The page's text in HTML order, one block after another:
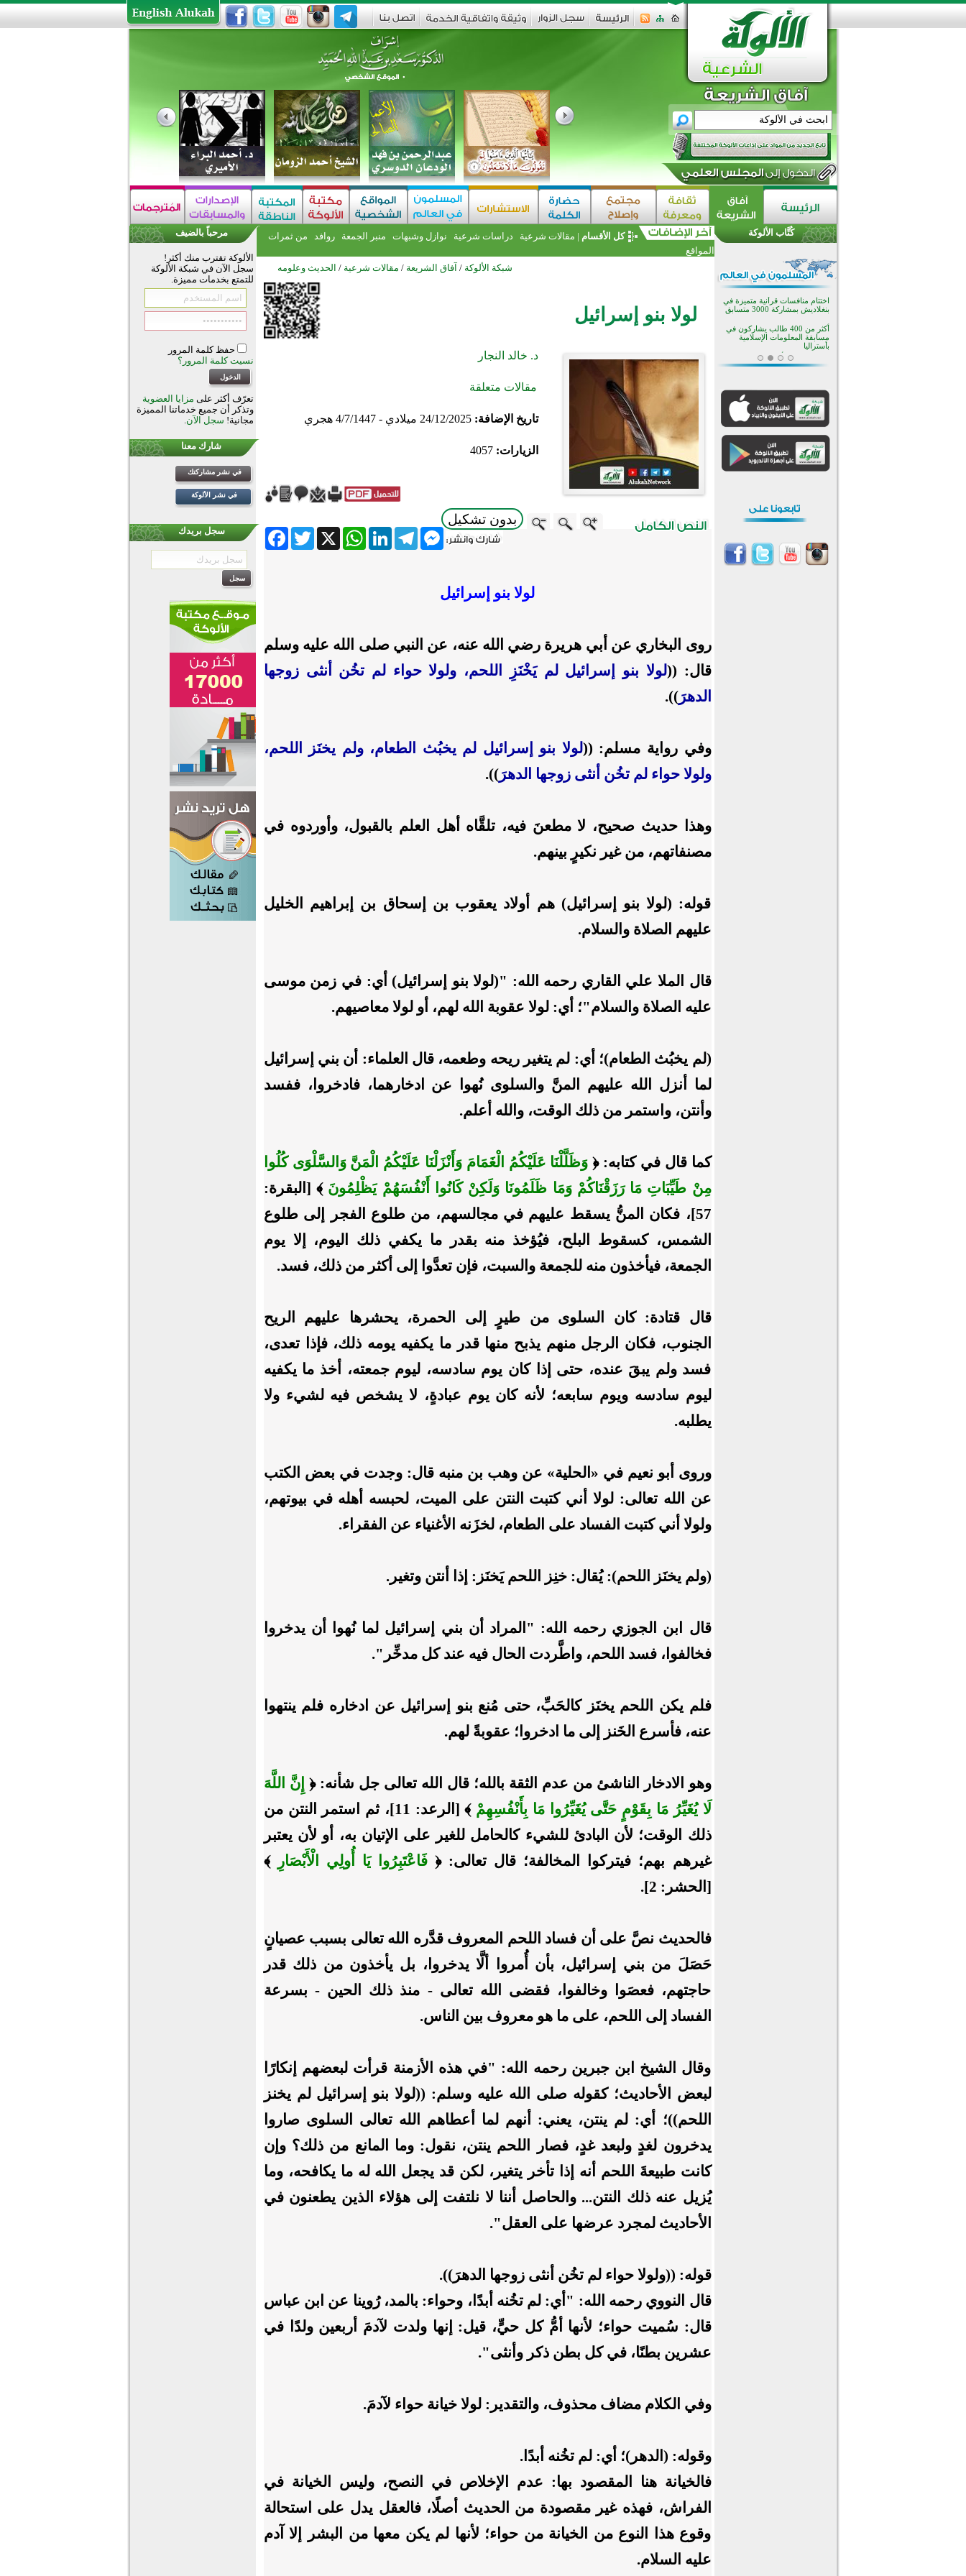
كل الأقسام | مقالات شرعية دراسات شرعية نوازل وشبهات منبر الجمعة روافد
من ثمرات
المواقع
شبكة الألوكة / آفاق الشريعة / مقالات شرعية / الحديث وعلومه
لولا بنو إسرائيل
د. خالد النجار
مقالات متعلقة
تاريخ الإضافة:24/12/2025 ميلادي - 4/7/1447 هجري
الزيارات:4057
بدون تشكيل
FacebookTwitter X
WhatsAppLinkedInTelegram
Messenger
لولا بنو إسرائيل
روى البخاري عن أبي هريرة رضي الله عنه، عن النبي صلى الله عليه وسلم
قال: ((لولا بنو إسرائيل لم يَخْنَزِ اللحم، ولولا حواء لم تخُن أنثى زوجها
الدهرَ)).
وفي رواية مسلم: ((لولا بنو إسرائيل لم يخبُث الطعام، ولم يخنَز اللحم،
ولولا حواء لم تخُن أنثى زوجها الدهرَ)).
وهذا حديث صحيح، لا مطعنَ فيه، تلقَّاه أهل العلم بالقبول، وأوردوه في
مصنفاتهم، من غير نكيرٍ بينهم.
قوله: (لولا بنو إسرائيل) هم أولاد يعقوب بن إسحاق بن إبراهيم الخليل
عليهم الصلاة والسلام.
قال الملا علي القاري رحمه الله: "(لولا بنو إسرائيل) أي: في زمن موسى
عليه الصلاة والسلام"؛ أي: لولا عقوبة الله لهم، أو لولا معاصيهم.
(لم يخبُث الطعام)؛ أي: لم يتغير ريحه وطعمه، قال العلماء: أن بني إسرائيل
لما أنزل الله عليهم المنَّ والسلوى نُهوا عن ادخارهما، فادخروا، ففسد
وأنتن، واستمر من ذلك الوقت، والله أعلم.
كما قال في كتابه: ﴿ وَظَلَّلْنَا عَلَيْكُمُ الْغَمَامَ وَأَنْزَلْنَا عَلَيْكُمُ الْمَنَّ وَالسَّلْوَى كُلُوا
مِنْ طَيِّبَاتِ مَا رَزَقْنَاكُمْ وَمَا ظَلَمُونَا وَلَكِنْ كَانُوا أَنْفُسَهُمْ يَظْلِمُونَ ﴾ [البقرة:
57]، فكان المنُّ يسقط عليهم في مجالسهم، من طلوع الفجر إلى طلوع
الشمس، كسقوط البلح، فيُؤخذ منه بقدر ما يكفي ذلك اليوم، إلا يوم
الجمعة، فيأخذون منه للجمعة والسبت، فإن تعدَّوا إلى أكثر من ذلك، فسد.
قال قتادة: كان السلوى من طيرٍ إلى الحمرة، يحشرها عليهم الريح
الجنوب، فكان الرجل منهم يذبح منها قدر ما يكفيه يومه ذلك، فإذا تعدى،
فسد ولم يبقَ عنده، حتى إذا كان يوم سادسه، ليوم جمعته، أخذ ما يكفيه
ليوم سادسه ويوم سابعه؛ لأنه كان يوم عبادةٍ، لا يشخص فيه لشيء ولا
يطلبه.
وروى أبو نعيم في «الحلية» عن وهب بن منبه قال: وجدت في بعض الكتب
عن الله تعالى: لولا أني كتبت النتن على الميت، لحبسه أهله في بيوتهم،
ولولا أني كتبت الفساد على الطعام، لخزَنه الأغنياء عن الفقراء.
(ولم يخنَز اللحم): يُقال: خنِز اللحم يَخنَز: إذا أنتن وتغير.
قال ابن الجوزي رحمه الله: "المراد أن بني إسرائيل لما نُهوا أن يدخروا
فخالفوا، فسد اللحم، واطَّردت الحال فيه عند كل مدخِّر".
فلم يكن اللحم يخنَز كالحَبِّ، حتى مُنع بنو إسرائيل عن ادخاره فلم ينتهوا
عنه، فأسرع الخَنز إلى ما ادخروا؛ عقوبةً لهم.
وهو الادخار الناشئ من عدم الثقة بالله؛ قال الله تعالى جل شأنه: ﴿ إِنَّ اللَّهَ
لَا يُغَيِّرُ مَا بِقَوْمٍ حَتَّى يُغَيِّرُوا مَا بِأَنْفُسِهِمْ
﴾ [الرعد: 11]، ثم استمر النتن من
ذلك الوقت؛ لأن البادئ للشيء كالحامل للغير على الإتيان به، أو لأن يعتبر
غيرهم بهم؛ فيتركوا المخالفة؛ قال تعالى: ﴿ فَاعْتَبِرُوا يَا أُولِي الْأَبْصَارِ
﴾
[الحشر: 2].
فالحديث نصَّ على أن فساد اللحم المعروف قدَّره الله تعالى بسبب عصيانٍ
حَصَلَ من بني إسرائيل، بأن أُمروا ألَّا يدخروا، بل يأخذون من ذلك قدر
حاجتهم، فعصَوا وخالفوا، فقضى الله تعالى - منذ ذلك الحين - بسرعة
الفساد إلى اللحم، على ما هو معروف بين الناس.
وقال الشيخ ابن جبرين رحمه الله: "في هذه الأزمنة قرأت لبعضهم إنكارًا
لبعض الأحاديث؛ كقوله صلى الله عليه وسلم: ((لولا بنو إسرائيل لم ‌يخنز
‌اللحم))؛ أي: لم ينتن، يعني: أنهم لما أعطاهم الله تعالى السلوى صاروا
يدخرون لغدٍ ولبعد غدٍ، فصار اللحم ينتن، نقول: وما المانع من ذلك؟ وإن
كانت طبيعةَ اللحم أنه إذا تأخر يتغير، لكن قد يجعل الله له ما يكافحه، وما
يُزيل عنه ذلك النتن... والحاصل أننا لا نلتفت إلى هؤلاء الذين يطعنون في
الأحاديث لمجرد عرضها على العقل".
قوله: ((ولولا حواء لم تخُن أنثى زوجها الدهرَ)).
قال النووي رحمه الله: "أي: لم تخُنه أبدًا، وحواء: بالمد، رُوينا عن ابن عباس
قال: سُميت حواء؛ لأنها أمُّ كل حيٍّ، قيل: إنها ولدت لآدمَ أربعين ولدًا في
عشرين بطنًا، في كل بطن ذكر وأنثى".
وفي الكلام مضاف محذوف، والتقدير: لولا خيانة حواء لآدمَ.
وقوله: (الدهر)؛ أي: لم تخُنه أبدًا.
فالخيانة هنا المقصود بها: عدم الإخلاص في النصح، وليس الخيانة في
الفراش، فهذه غير مقصودة من الحديث أصلًا، فالعقل يدل على استحالة
وقوع هذا النوع من الخيانة من حواء؛ لأنها لم يكن معها من البشر إلا آدم
عليه السلام.
مرحباً بالضيف
الألوكة تقترب منك أكثر!
سجل الآن في شبكة الألوكة
للتمتع بخدمات مميزة.
حفظ كلمة المرور
نسيت كلمة المرور؟
تعرّف أكثر على مزايا العضوية
وتذكر أن جميع خدماتنا المميزة
مجانية! سجل الآن.
شارك معنا
في نشر مشاركتك
في نشر الألوكة
سجل بريدك
كُتَّاب الألوكة
اختتام الدورة التاسعة لمسابقة حفظ
وتلاوة القرآن الكريم في أزناكاييف
تيسليتش تختتم برنامجا تعليميا لتعزيز
القيم وبناء الشخصية للشباب
المسلمين
أكثر من 400 طالب يشاركون في
مسابقة المعلومات الإسلامية
افتتاح تاريخي لأول مسجد في بلييفليا
بالجبل الأسود منذ أكثر من قرن
منطقة ريبوفسي تحتفل بميلاد
مسجد جديد في أجواء إيمانية مميزة
أكبر مشروع إسلامي في ريف
أستراليا يفتتح أبوابه بعد سنوات من
الصيفية للمسلمين في بينزا
وساراتوف وموردوفيا هذا العام
اختتام الدورة التاسعة لمسابقة حفظ
وتلاوة القرآن الكريم في أزناكاييف
تيسليتش تختتم برنامجا تعليميا لتعزيز
القيم وبناء الشخصية للشباب
المسلمين
اختتام منافسات قرآنية متميزة في
مسابقة المعلومات الإسلامية
بأستراليا